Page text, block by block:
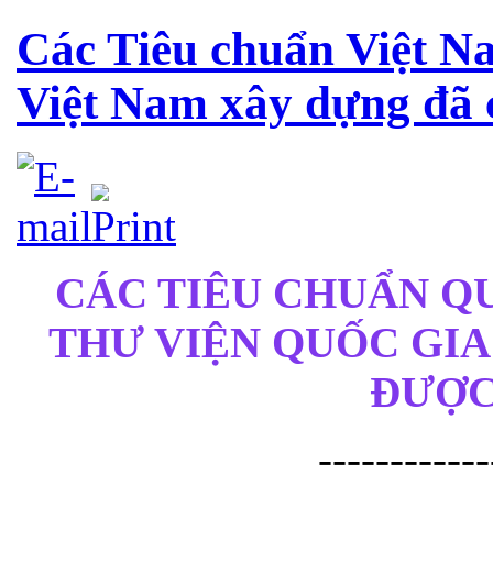
Các Tiêu chuẩn Việt
Việt Nam xây dựng đã
CÁC TIÊU CHUẨN
THƯ VIỆN QUỐC